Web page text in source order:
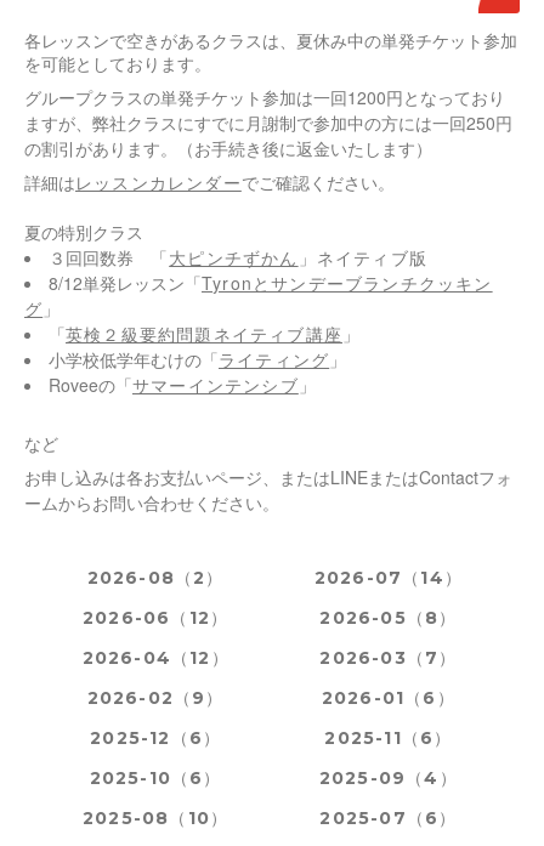
各レッスンで空きがあるクラスは、夏休み中の単発チケット参加
を可能としております。
グループクラスの単発チケット参加は一回1200円となっており
ますが、弊社クラスにすでに月謝制で参加中の方には一回250円
の割引があります。（お手続き後に返金いたします）
詳細はレッスンカレンダーでご確認ください。
夏の特別クラス
３回回数券
「大ピンチずかん 」ネイティブ版
8/12単発レッスン「Tyronとサンデーブランチクッキン
グ 」
「英検２級要約問題ネイティブ講座 」
小学校低学年むけの「ライティング 」
Roveeの「サマーインテンシブ 」
など
お申し込みは各お支払いページ、またはLINEまたはContactフォ
ームからお問い合わせください。
2026-08（2）
2026-07（14）
2026-06（12）
2026-05（8）
2026-04（12）
2026-03（7）
2026-02（9）
2026-01（6）
2025-12（6）
2025-11（6）
2025-10（6）
2025-09（4）
2025-08（10）
2025-07（6）